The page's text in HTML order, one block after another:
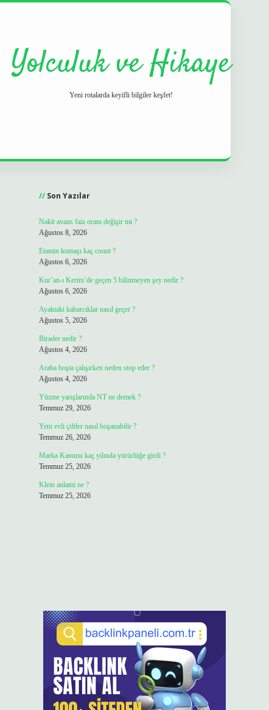
Yolculuk ve Hikaye
Yeni rotalarda keyifli bilgiler keşfet!
Son Yazılar
Nakit avans faiz oranı değişir mi ?
Ağustos 8, 2026
Etamin kumaşı kaç count ?
Ağustos 6, 2026
Kur’an-ı Kerim’de geçen 5 bilinmeyen şey nedir ?
Ağustos 6, 2026
Ayaktaki kabarcıklar nasıl geçer ?
Ağustos 5, 2026
Birader nedir ?
Ağustos 4, 2026
Araba boşta çalışırken neden stop eder ?
Ağustos 4, 2026
Yüzme yarışlarında NT ne demek ?
Temmuz 29, 2026
Yeni evli çiftler nasıl boşanabilir ?
Temmuz 26, 2026
Marka Kanunu kaç yılında yürürlüğe girdi ?
Temmuz 25, 2026
Klein anlami ne ?
Temmuz 25, 2026